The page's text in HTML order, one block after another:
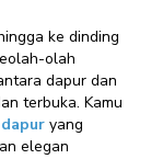
ke dinding
olah
dapur dan
terbuka. Kamu
yang
elegan